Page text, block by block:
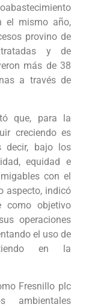
el mismo año,
provino de
tratadas y de
más de 38
a través de
que, para la
creciendo es
decir, bajo los
equidad e
con el
aspecto, indicó
como objetivo
operaciones
el uso de
en la
Fresnillo plc
ambientales